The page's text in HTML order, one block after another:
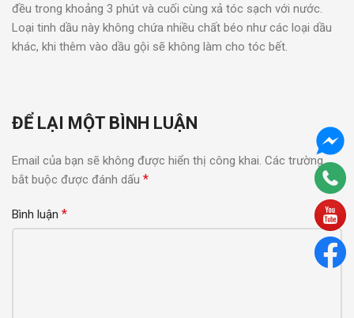
đều trong khoảng 3 phút và cuối cùng xả tóc sạch với nước.
Loại tinh dầu này không chứa nhiều chất béo như các loại dầu
khác, khi thêm vào dầu gội sẽ không làm cho tóc bết.
ĐỂ LẠI MỘT BÌNH LUẬN
Email của bạn sẽ không được hiển thị công khai. Các trường
bắt buộc được đánh dấu *
Bình luận *